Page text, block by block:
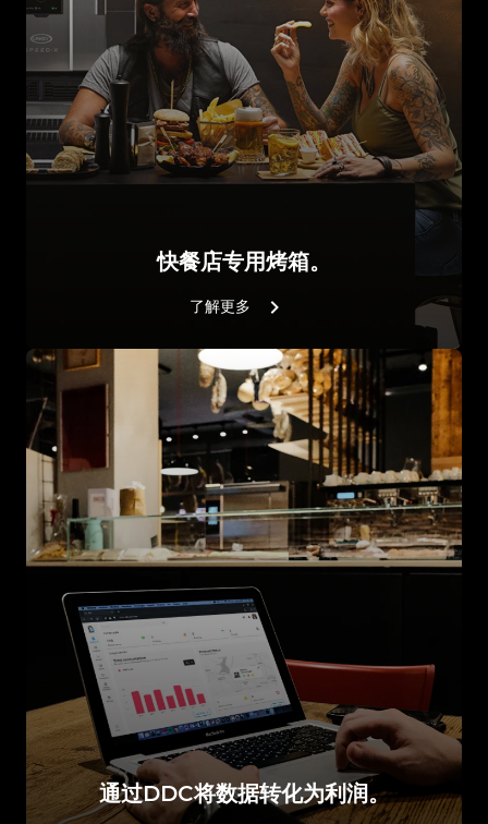
快餐店专用烤箱。
了解更多
通过DDC将数据转化为利润。